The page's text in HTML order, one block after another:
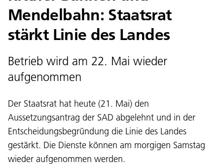
Mendelbahn: Staatsrat
stärkt Linie des Landes
Betrieb wird am 22. Mai wieder
aufgenommen
Der Staatsrat hat heute (21. Mai) den
Aussetzungsantrag der SAD abgelehnt und in der
Entscheidungsbegründung die Linie des Landes
gestärkt. Die Dienste können am morgigen Samstag
wieder aufgenommen werden.